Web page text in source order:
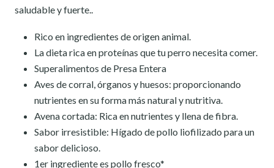
saludable y fuerte..
Rico en ingredientes de origen animal.
La dieta rica en proteínas que tu perro necesita comer.
Superalimentos de Presa Entera
Aves de corral, órganos y huesos: proporcionando
nutrientes en su forma más natural y nutritiva.
Avena cortada: Rica en nutrientes y llena de fibra.
Sabor irresistible: Hígado de pollo liofilizado para un
sabor delicioso.
1er ingrediente es pollo fresco*